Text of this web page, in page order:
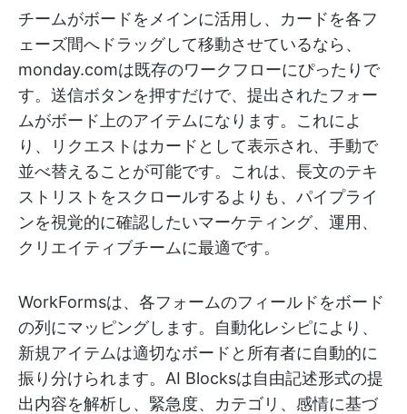
チームがボードをメインに活用し、カードを各フ
ェーズ間へドラッグして移動させているなら、
monday.comは既存のワークフローにぴったりで
す。送信ボタンを押すだけで、提出されたフォー
ムがボード上のアイテムになります。これによ
り、リクエストはカードとして表示され、手動で
並べ替えることが可能です。これは、長文のテキ
ストリストをスクロールするよりも、パイプライ
ンを視覚的に確認したいマーケティング、運用、
クリエイティブチームに最適です。
WorkFormsは、各フォームのフィールドをボード
の列にマッピングします。自動化レシピにより、
新規アイテムは適切なボードと所有者に自動的に
振り分けられます。AI Blocksは自由記述形式の提
出内容を解析し、緊急度、カテゴリ、感情に基づ